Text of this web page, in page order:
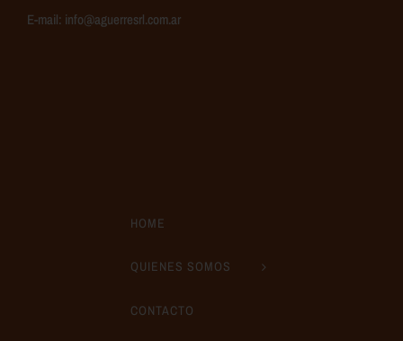
E-mail: info@aguerresrl.com.ar
HOME
QUIENES SOMOS
CONTACTO